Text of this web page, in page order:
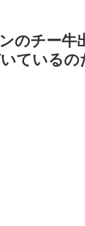
のチー
ているの